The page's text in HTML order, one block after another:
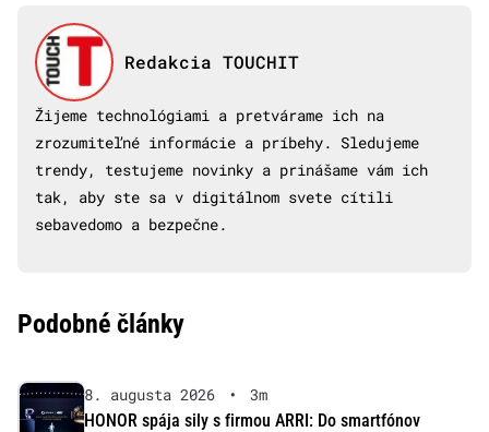
Redakcia TOUCHIT
Žijeme technológiami a pretvárame ich na
zrozumiteľné informácie a príbehy. Sledujeme
trendy, testujeme novinky a prinášame vám ich
tak, aby ste sa v digitálnom svete cítili
sebavedomo a bezpečne.
Podobné články
8. augusta 2026 •
3m
HONOR spája sily s firmou ARRI: Do smartfónov